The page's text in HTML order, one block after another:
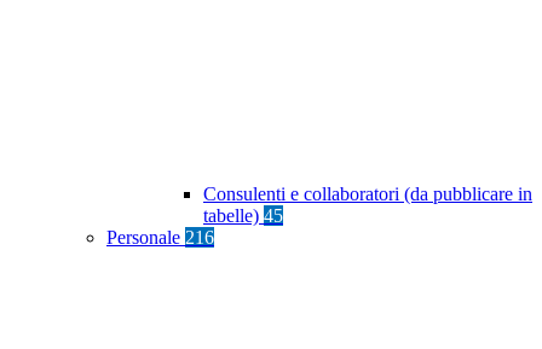
Consulenti e collaboratori (da pubblicare in
tabelle) 45
Personale 216